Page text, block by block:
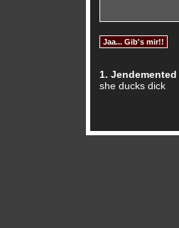
1. Jendemented
she ducks dick